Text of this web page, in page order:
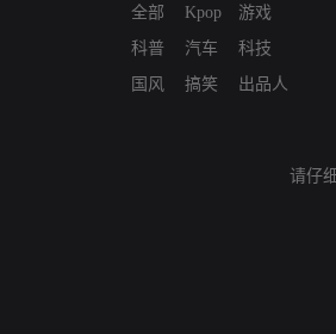
全部
科普
国风
Kpop
汽车
搞笑
游戏
科技
出品人
请仔